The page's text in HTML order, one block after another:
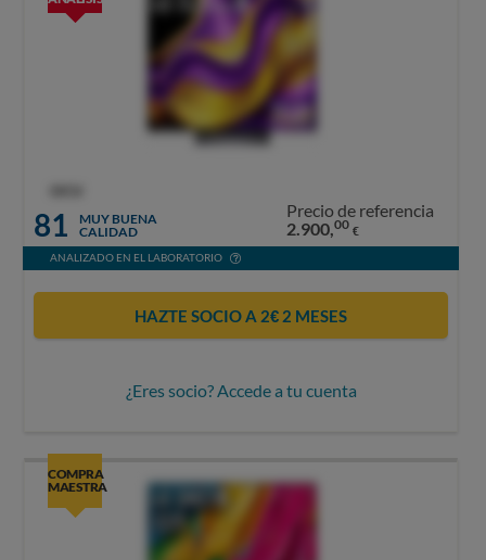
81
MUY BUENA
CALIDAD
Precio de referencia
2.900,00 €
ANALIZADO EN EL LABORATORIO
HAZTE SOCIO A 2€ 2 MESES
¿Eres socio? Accede a tu cuenta
COMPRA
MAESTRA